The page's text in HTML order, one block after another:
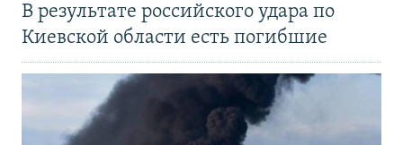
В результате российского удара по
Киевской области есть погибшие